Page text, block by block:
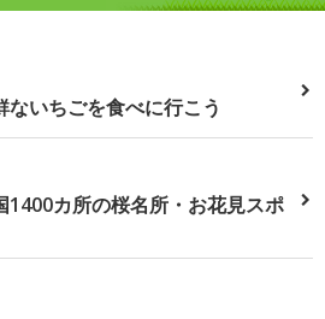
いちごを食べに行こう
1400カ所の桜名所・お花見スポ